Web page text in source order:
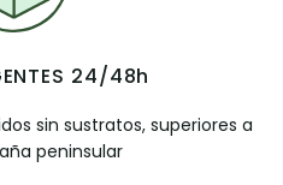
24/48h
sin sustratos, superiores a
peninsular